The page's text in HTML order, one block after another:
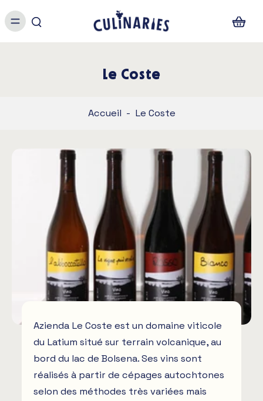
Le Coste
Accueil - Le Coste
Azienda Le Coste est un domaine viticole
du Latium situé sur terrain volcanique, au
bord du lac de Bolsena. Ses vins sont
réalisés à partir de cépages autochtones
selon des méthodes très variées mais